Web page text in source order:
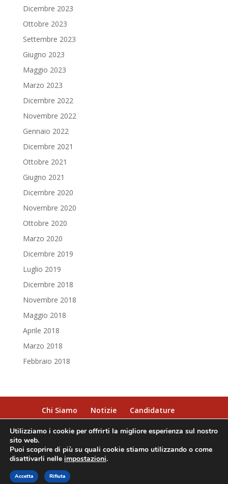
Dicembre 2023
Ottobre 2023
Settembre 2023
Giugno 2023
Maggio 2023
Marzo 2023
Dicembre 2022
Novembre 2022
Gennaio 2022
Dicembre 2021
Ottobre 2021
Giugno 2021
Dicembre 2020
Novembre 2020
Ottobre 2020
Marzo 2020
Dicembre 2019
Luglio 2019
Dicembre 2018
Novembre 2018
Maggio 2018
Aprile 2018
Marzo 2018
Febbraio 2018
Chi Siamo Notizie
Candidature
Condizioni di Viaggio
Contatti
© 2019 T.A.M. S.r.l. - P.Iva 04294421005 - Tutti i diritti
riservati | Designed by
Utilizziamo i cookie per offrirti la migliore esperienza sul nostro
sito web.
Puoi scoprire di più su quali cookie stiamo utilizzando o come
disattivarli nelle impostazioni.
Accetta Rifiuta